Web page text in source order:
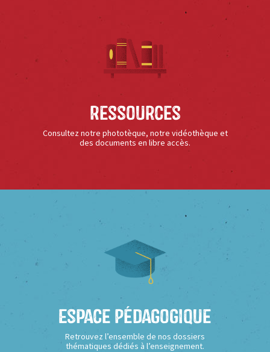
Ressources
Consultez notre phototèque, notre vidéothèque et
des documents en libre accès.
Espace Pédagogique
Retrouvez l’ensemble de nos dossiers
thématiques dédiés à l’enseignement.